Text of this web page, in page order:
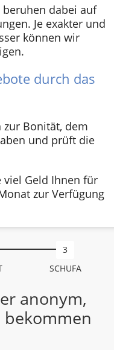
dabei auf
Je exakter und
können wir
durch das
zur Bonität, dem
und prüft die
viel Geld Ihnen für
zur Verfügung
SCHUFA
anonym,
bekommen